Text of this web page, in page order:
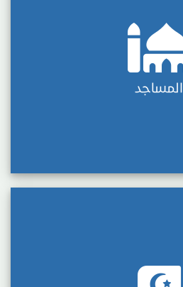
المساجد